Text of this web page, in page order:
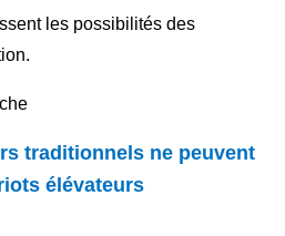
les possibilités des
traditionnels ne peuvent
élévateurs